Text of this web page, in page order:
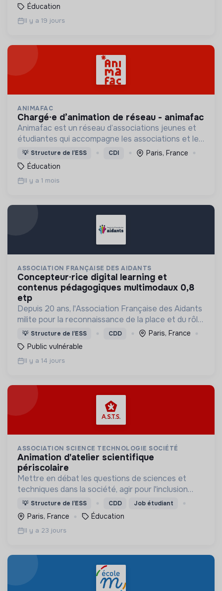
Éducation
Il y a 19 jours
ANIMAFAC
chargé·e d’animation de réseau - animafac
Animafac est un réseau d’associations jeunes et
étudiantes qui accompagne les associations et les
individus qui les composent dans la réalisation de
leurs projets et leur parcours d’engagement.
💡 Structure de l’ESS CDI
Paris, France
Éducation
Il y a 1 mois
ASSOCIATION FRANÇAISE DES AIDANTS
concepteur·rice digital learning et
contenus pédagogiques multimodaux 0,8
etp
Depuis 20 ans, l'Association Française des Aidants
milite pour la reconnaissance de la place et du rôle
des proches aidants dans la société.
💡 Structure de l’ESS CDD
Paris, France
Public vulnérable
Il y a 14 jours
ASSOCIATION SCIENCE TECHNOLOGIE SOCIÉTÉ
animation d'atelier scientifique
périscolaire
Mettre en débat les questions de sciences et
techniques dans la société, agir pour l'inclusion
numérique, le partage des connaissances
scientifiques et la culture de l'esprit critique.
💡 Structure de l’ESS CDD Job étudiant
Paris, France Éducation
Il y a 23 jours